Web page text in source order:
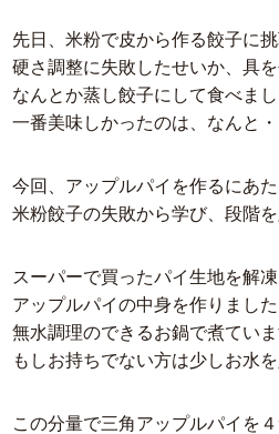
先日、米粉で皮から作る餃子に
硬さ調整に失敗したせいか、具
なんとか蒸し餃子にして食べまし
一番美味しかったのは、なんと
今回、アップルパイを作るにあ
米粉餃子の失敗から学び、段階
スーパーで買ったパイ生地を解
アップルパイの中身を作りました
無水調理のできるお鍋で煮てい
もしお持ちでない方は少しお水
この分量で三角アップルパイを